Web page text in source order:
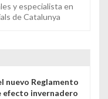
y especialista en
de Catalunya
nuevo Reglamento
efecto invernadero